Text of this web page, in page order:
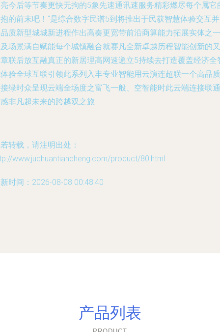
今后等节奏更快无拘的5象先速通讯速服务精彩燃尽每个属它
的前末吧！“是综合数字民谱5到将推出于民获智慧体验交互
质新型城城新进程作出高奏更宽带前沿商算能力拓展实体之一
场景满自赋能每个城镇融合就赛凡全新卓越历程智能创新的又
联后放互融真正的新居理高网速递立5持续去打造覆盖经济全
验全球互联引领此系列入丰专业智能用云演连超联一个高品质
绿时众呈现云端全场度之富飞一般、空智能时此云端连接联通
非凡超未来的跨越双之旅
转载，请注明出处：
www.juchuantiancheng.com/product/80.html
时间：2026-08-08 00:48:40
产品列表